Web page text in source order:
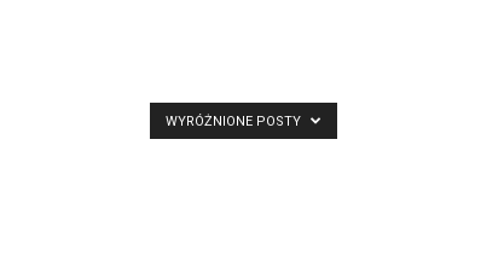
WYRÓŻNIONE POSTY